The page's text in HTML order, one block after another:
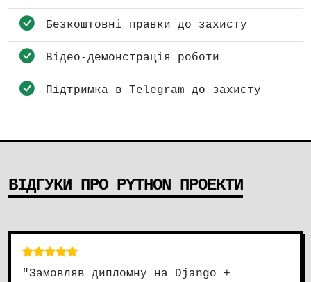
Безкоштовні правки до захисту
Відео-демонстрація роботи
Підтримка в Telegram до захисту
ВІДГУКИ ПРО PYTHON ПРОЕКТИ
"Замовляв дипломну на Django +